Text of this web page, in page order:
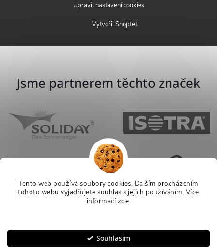
Tento web používá soubory cookies. Dalším procházením
tohoto webu vyjadřujete souhlas s jejich používáním. Více
informacízde.
Souhlasím
Vytvořil Shoptet
Upravit nastavení cookies
Jsme partnerem těchto značek